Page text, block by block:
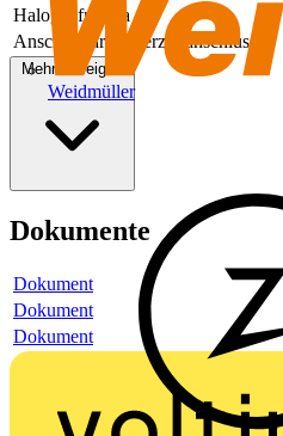
Weidmüller
Halogenfrei
Ja
Anschlussart
Federzuganschluss
Mehr anzeigen
Dokumente
Dokument
Dokument
Dokument